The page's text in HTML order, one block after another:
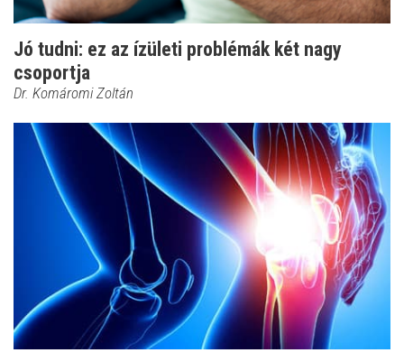
Jó tudni: ez az ízületi problémák két nagy
csoportja
Dr. Komáromi Zoltán